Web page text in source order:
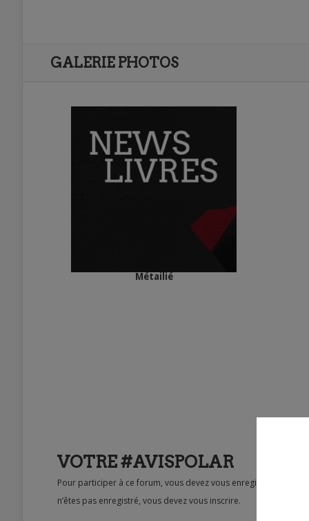
GALERIE PHOTOS
Métailié
VOTRE #AVISPOLAR
Pour participer à ce forum, vous devez vous enregistrer au préalable. Merci d’indiquer ci-dessous l’identifiant personnel qui vous a été fourni. Si vous
n’êtes pas enregistré, vous devez vous inscrire.